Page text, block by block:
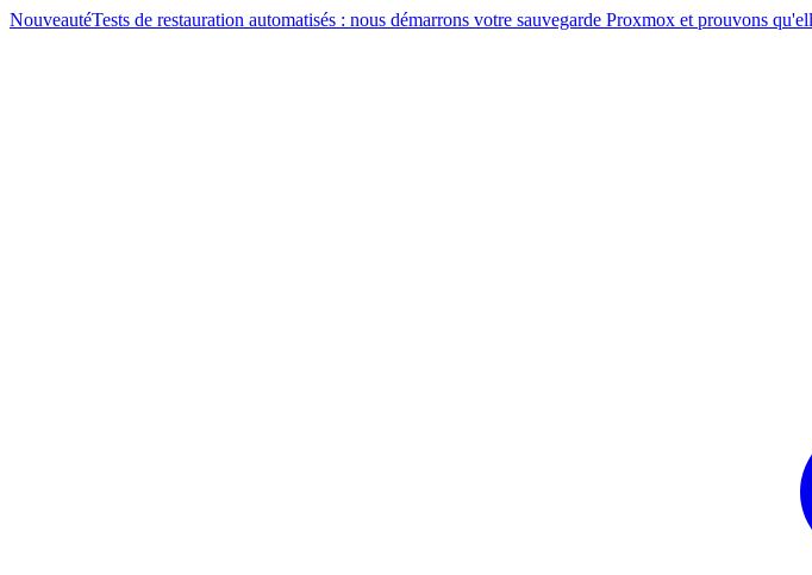
NouveautéTests de restauration automatisés : nous démarrons votre sauvegarde Proxmox et prouvons